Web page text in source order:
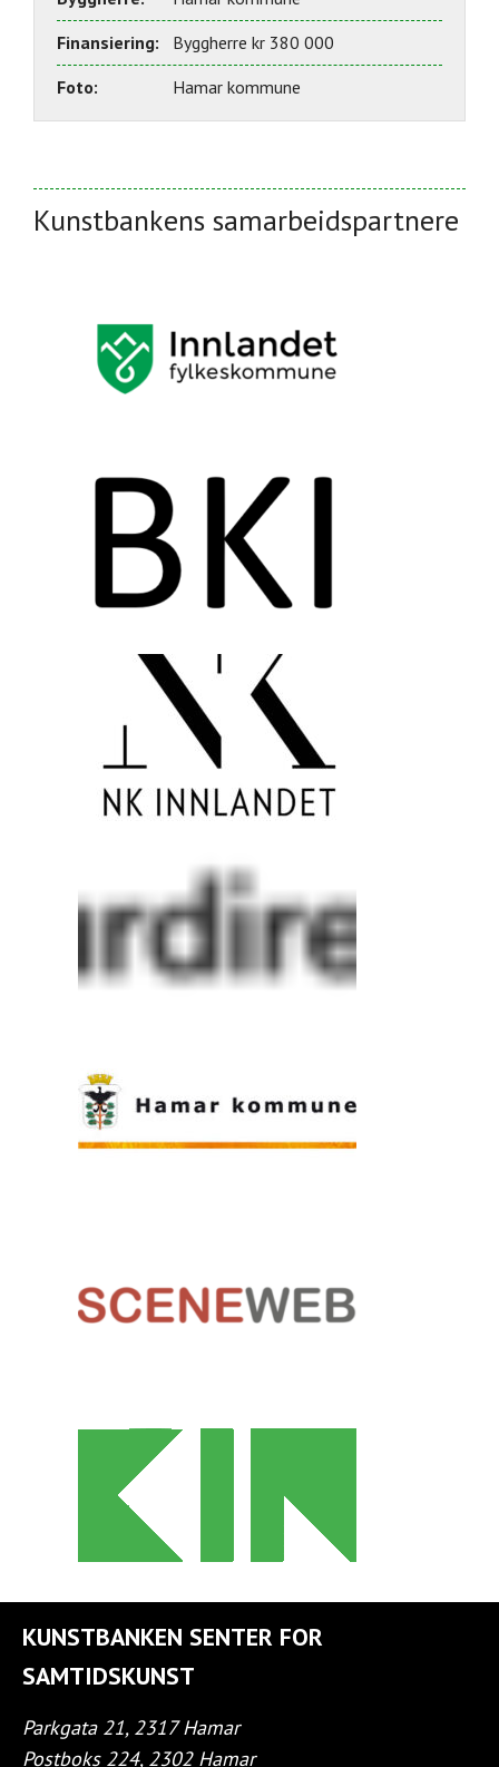
Finansiering:
Byggherre kr 380 000
Foto:
Hamar kommune
Kunstbankens samarbeidspartnere
KUNSTBANKEN SENTER FOR
SAMTIDSKUNST
Parkgata 21, 2317 Hamar
Postboks 224, 2302 Hamar